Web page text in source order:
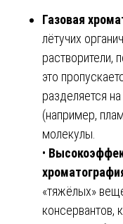
Газовая
лётучих
растворители,
это
разделяется
(например,
молекулы.
•
«тяжёлых»
консервантов,